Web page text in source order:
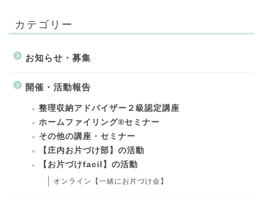
カテゴリー
お知らせ・募集
開催・活動報告
整理収納アドバイザー２級認定講座
ホームファイリング®セミナー
その他の講座・セミナー
【庄内お片づけ部】の活動
【お片づけfacil】の活動
オンライン【一緒にお片づけ会】